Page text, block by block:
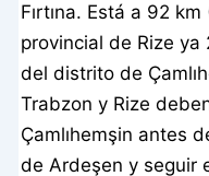
Fırtına. Está a 92
provincial de Rize
del distrito de
Trabzon y Rize
Çamlıhemşin antes
de Ardeşen y seguir